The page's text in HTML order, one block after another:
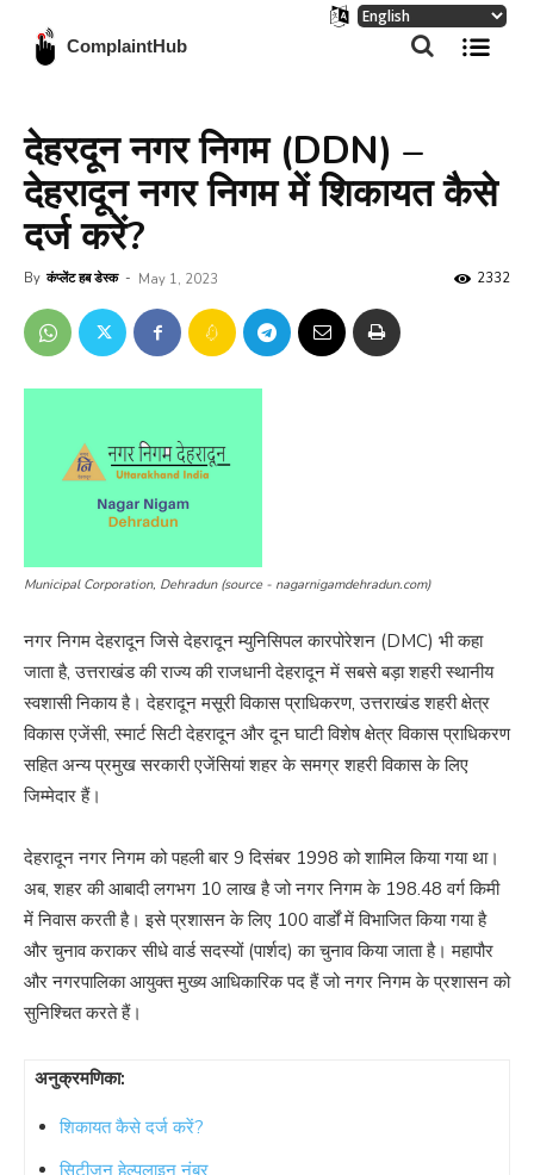
ComplaintHub
देहरदून नगर निगम (DDN) –
देहरादून नगर निगम में शिकायत कैसे
दर्ज करें?
By कंप्लेंट हब डेस्क - May 1, 2023 2332
Municipal Corporation, Dehradun (source - nagarnigamdehradun.com)
नगर निगम देहरादून जिसे देहरादून म्युनिसिपल कारपोरेशन (DMC) भी कहा
जाता है, उत्तराखंड की राज्य की राजधानी देहरादून में सबसे बड़ा शहरी स्थानीय
स्वशासी निकाय है।देहरादून मसूरी विकास प्राधिकरण, उत्तराखंड शहरी क्षेत्र
विकास एजेंसी, स्मार्ट सिटी देहरादून और दून घाटी विशेष क्षेत्र विकास प्राधिकरण
सहित अन्य प्रमुख सरकारी एजेंसियां ​​शहर के समग्र शहरी विकास के लिए
जिम्मेदार हैं।
देहरादून नगर निगम को पहली बार 9 दिसंबर 1998 को शामिल किया गया था।
अब, शहर की आबादी लगभग 10 लाख है जो नगर निगम के 198.48 वर्ग किमी
में निवास करती है। इसे प्रशासन के लिए 100 वार्डों में विभाजित किया गया है
और चुनाव कराकर सीधे वार्ड सदस्यों (पार्शद) का चुनाव किया जाता है। महापौर
और नगरपालिका आयुक्त मुख्य आधिकारिक पद हैं जो नगर निगम के प्रशासन को
सुनिश्चित करते हैं।
अनुक्रमणिका:
शिकायत कैसे दर्ज करें?
सिटीजन हेल्पलाइन नंबर